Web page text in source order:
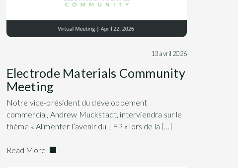
13 avril 2026
Electrode Materials Community
Meeting
Notre vice-président du développement
commercial, Andrew Muckstadt, interviendra sur le
thème « Alimenter l’avenir du LFP » lors de la […]
Read More